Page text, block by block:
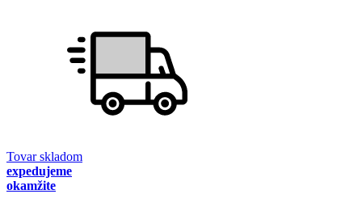
Tovar skladom
expedujeme
okamžite